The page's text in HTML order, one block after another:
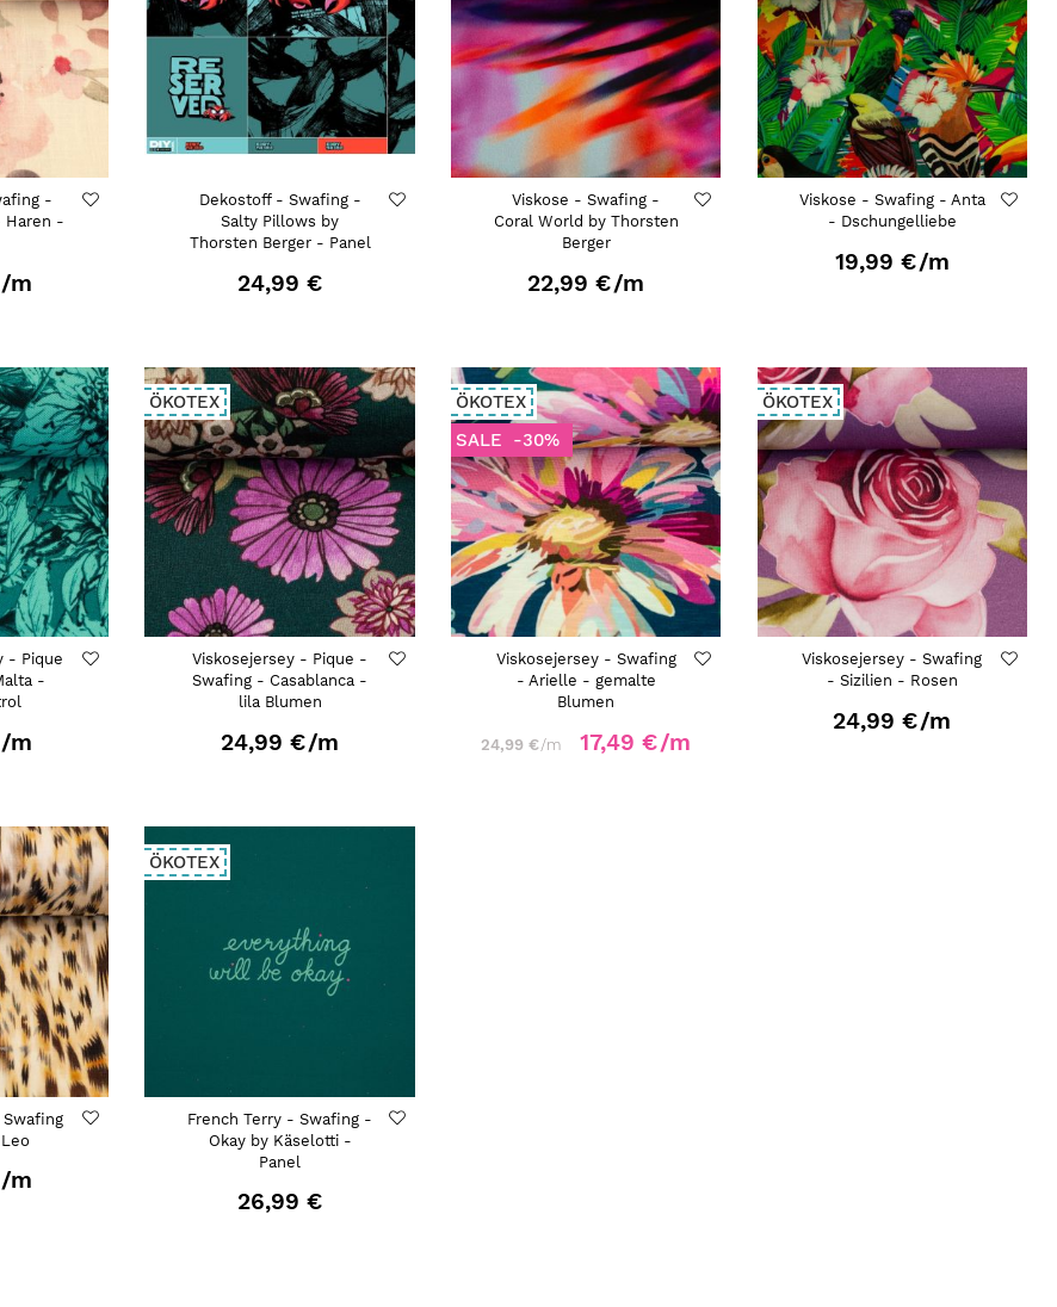
-
Haren -
/m
Dekostoff - Swafing -
Salty Pillows by
Thorsten Berger - Panel
24,99 €
Viskose - Swafing -
Coral World by Thorsten
Berger
22,99 €/m
Viskose - Swafing - Anta
- Dschungelliebe
19,99 €/m
- Pique
-
/m
ÖKOTEX
Viskosejersey - Pique -
Swafing - Casablanca -
lila Blumen
24,99 €/m
ÖKOTEX
SALE
-30%
Viskosejersey - Swafing
- Arielle - gemalte
Blumen
24,99 €/m 17,49 €/m
ÖKOTEX
Viskosejersey - Swafing
- Sizilien - Rosen
24,99 €/m
/m
ÖKOTEX
French Terry - Swafing -
Okay by Käselotti -
Panel
26,99 €